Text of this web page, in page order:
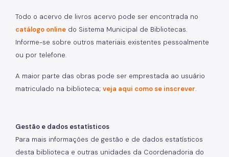
Todo o acervo de livros acervo pode ser encontrada no
catálogo online do Sistema Municipal de Bibliotecas.
Informe-se sobre outros materiais existentes pessoalmente
ou por telefone.
A maior parte das obras pode ser emprestada ao usuário
matriculado na biblioteca; veja aqui como se inscrever.
Gestão e dados estatísticos
Para mais informações de gestão e de dados estatísticos
desta biblioteca e outras unidades da Coordenadoria do